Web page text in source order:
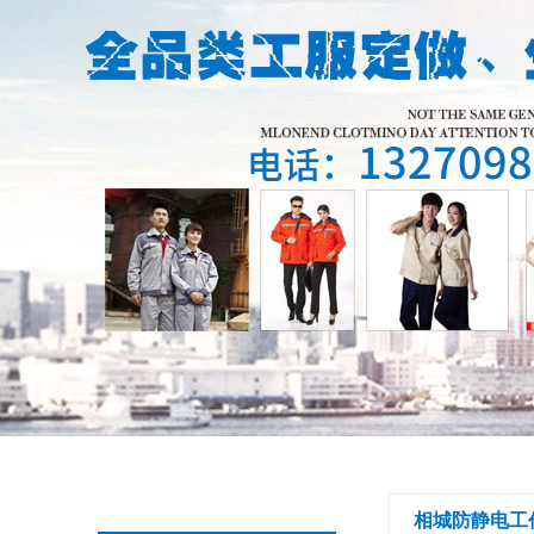
相城防静电工